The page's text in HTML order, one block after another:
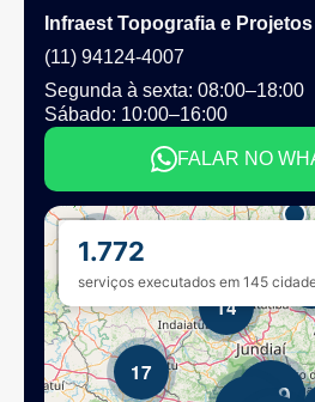
Infraest Topografia e Projetos
(11) 94124-4007
Segunda à sexta: 08:00–18:00
Sábado: 10:00–16:00
FALAR NO